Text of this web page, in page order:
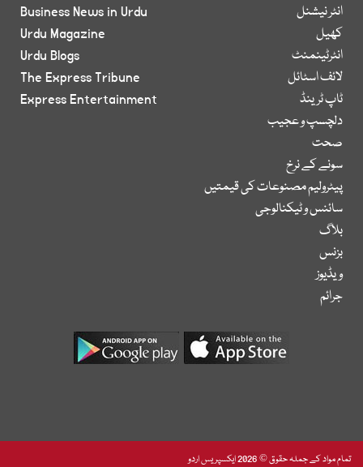
انٹر نیشنل
کھیل
انٹرٹینمنٹ
لائف اسٹائل
ٹاپ ٹرینڈ
دلچسپ و عجیب
صحت
سونے کے نرخ
پیٹرولیم مصنوعات کی قیمتیں
سائنس و ٹیکنالوجی
بلاگ
بزنس
ویڈیوز
جرائم
Business News in Urdu
Urdu Magazine
Urdu Blogs
The Express Tribune
Express Entertainment
تمام مواد کے جملہ حقوق © 2026 ایکسپریس اردو